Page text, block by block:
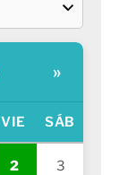
»
VIE SÁB
2 3